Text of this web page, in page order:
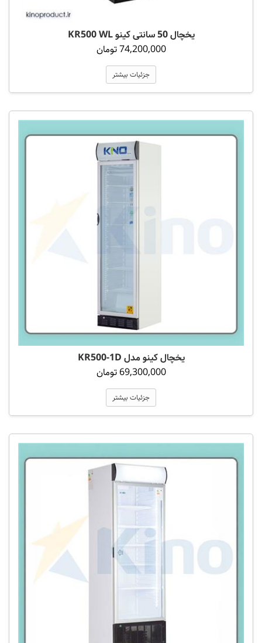
یخچال 50 سانتی کینو KR500 WL
74,200,000 تومان
جزئیات بیشتر
یخچال کینو مدل KR500-1D
69,300,000 تومان
جزئیات بیشتر